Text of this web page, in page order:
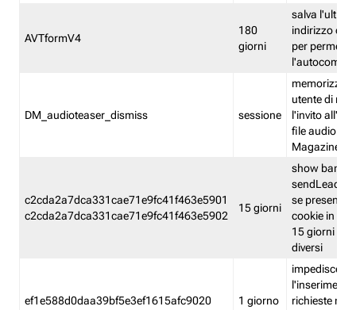
AVTformV4
180
giorni
salva l'ultimo
indirizzo di
per
DM_audioteaser_dismiss sessione
memorizza
utente di
l'invito
file audio del
Magazine
c2cda2a7dca331cae71e9fc41f463e5901
c2cda2a7dca331cae71e9fc41f463e5902
15 giorni
show banner
sendLead
se presenti
cookie in un
15 giorni e
diversi
ef1e588d0daa39bf5e3ef1615afc9020 1 giorno
impedisce
l'inserimento
richieste